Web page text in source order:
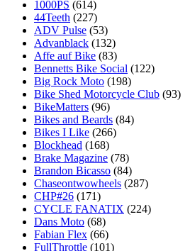
1000PS (614)
44Teeth (227)
ADV Pulse (53)
Advanblack (132)
Affe auf Bike (83)
Bennetts Bike Social (122)
Big Rock Moto (198)
Bike Shed Motorcycle Club (93)
BikeMatters (96)
Bikes and Beards (84)
Bikes I Like (266)
Blockhead (168)
Brake Magazine (78)
Brandon Bicasso (84)
Chaseontwowheels (287)
CHP#26 (171)
CYCLE FANATIX (224)
Dans Moto (68)
Fabian Flex (66)
FullThrottle (101)